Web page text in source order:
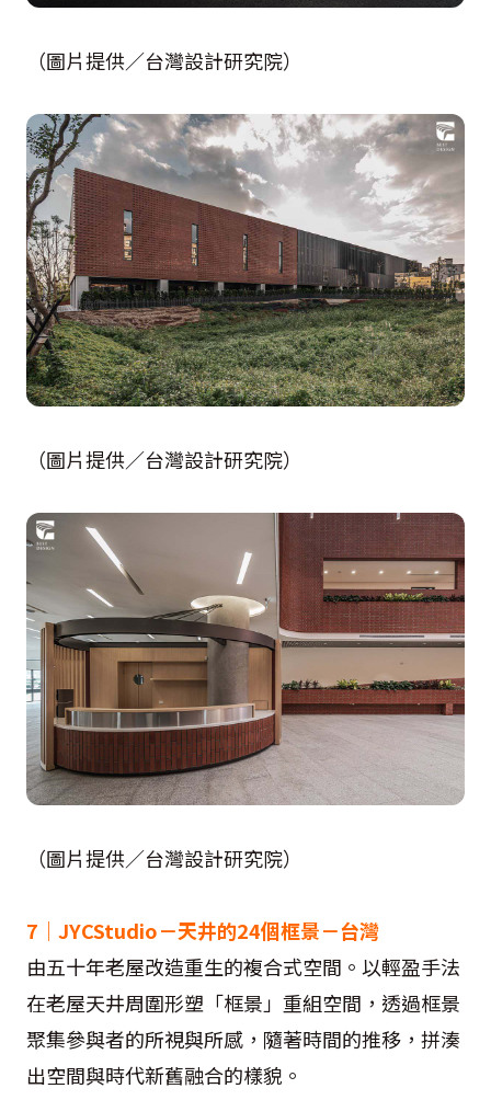
（圖片提供／台灣設計研究院）
（圖片提供／台灣設計研究院）
（圖片提供／台灣設計研究院）
7｜ JYCStudio－天井的24個框景－台灣
由五十年老屋改造重生的複合式空間。以輕盈手法
在老屋天井周圍形塑「框景」重組空間，透過框景
聚集參與者的所視與所感，隨著時間的推移，拼湊
出空間與時代新舊融合的樣貌。